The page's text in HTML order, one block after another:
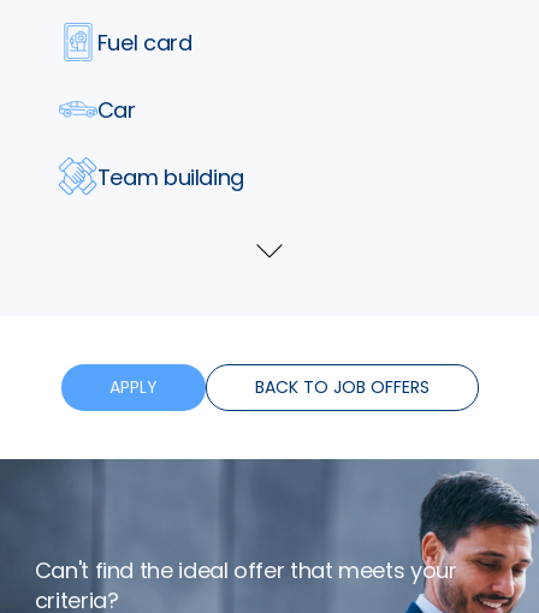
Fuel card
Car
Team building
Phone
Flexible hours
Show
APPLY BACK TO JOB OFFERS
Can't find the ideal offer that meets your
criteria?